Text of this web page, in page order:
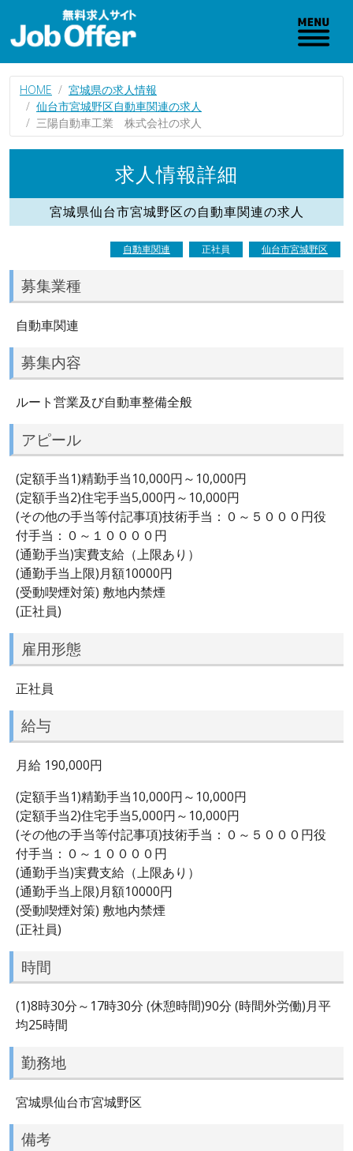
HOME
宮城県の求人情報
仙台市宮城野区自動車関連の求人
三陽自動車工業 株式会社の求人
求人情報詳細
宮城県仙台市宮城野区の自動車関連の求人
自動車関連 正社員 仙台市宮城野区
募集業種
自動車関連
募集内容
ルート営業及び自動車整備全般
アピール
(定額手当1)精勤手当10,000円～10,000円
(定額手当2)住宅手当5,000円～10,000円
(その他の手当等付記事項)技術手当：０～５０００円役
付手当：０～１００００円
(通勤手当)実費支給（上限あり）
(通勤手当上限)月額10000円
(受動喫煙対策) 敷地内禁煙
(正社員)
雇用形態
正社員
給与
月給 190,000円
(定額手当1)精勤手当10,000円～10,000円
(定額手当2)住宅手当5,000円～10,000円
(その他の手当等付記事項)技術手当：０～５０００円役
付手当：０～１００００円
(通勤手当)実費支給（上限あり）
(通勤手当上限)月額10000円
(受動喫煙対策) 敷地内禁煙
(正社員)
時間
(1)8時30分～17時30分 (休憩時間)90分 (時間外労働)月平
均25時間
勤務地
宮城県仙台市宮城野区
備考